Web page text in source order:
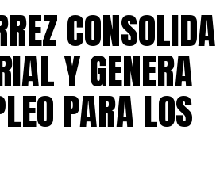
CONSOLIDA
Y GENERA
PARA LOS